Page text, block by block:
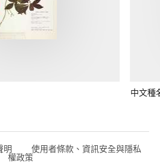
中文種
明 使用者條款、資訊安全與隱私
權政策